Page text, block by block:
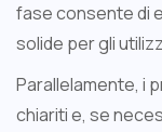
fase consente di
solide per gli
Parallelamente, i
chiariti e, se